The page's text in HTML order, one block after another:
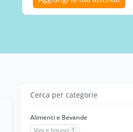
Cerca per categorie
Alimenti e Bevande
Vini e liquori 1